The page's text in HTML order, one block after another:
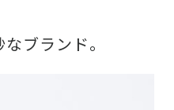
ブランド。